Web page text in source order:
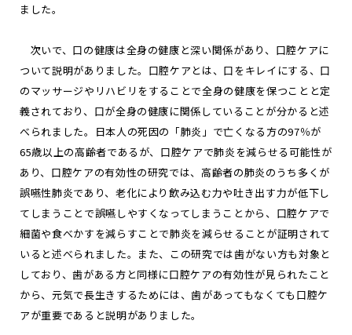
ました。
次いで、口の健康は全身の健康と深い関係があり、口腔ケアに
ついて説明がありました。口腔ケアとは、口をキレイにする、口
のマッサージやリハビリをすることで全身の健康を保つことと定
義されており、口が全身の健康に関係していることが分かると述
べられました。日本人の死因の「肺炎」で亡くなる方の97％が
65歳以上の高齢者であるが、口腔ケアで肺炎を減らせる可能性が
あり、口腔ケアの有効性の研究では、高齢者の肺炎のうち多くが
誤嚥性肺炎であり、老化により飲み込む力や吐き出す力が低下し
てしまうことで誤嚥しやすくなってしまうことから、口腔ケアで
細菌や食べかすを減らすことで肺炎を減らせることが証明されて
いると述べられました。また、この研究では歯がない方も対象と
しており、歯がある方と同様に口腔ケアの有効性が見られたこと
から、元気で長生きするためには、歯があってもなくても口腔ケ
アが重要であると説明がありました。